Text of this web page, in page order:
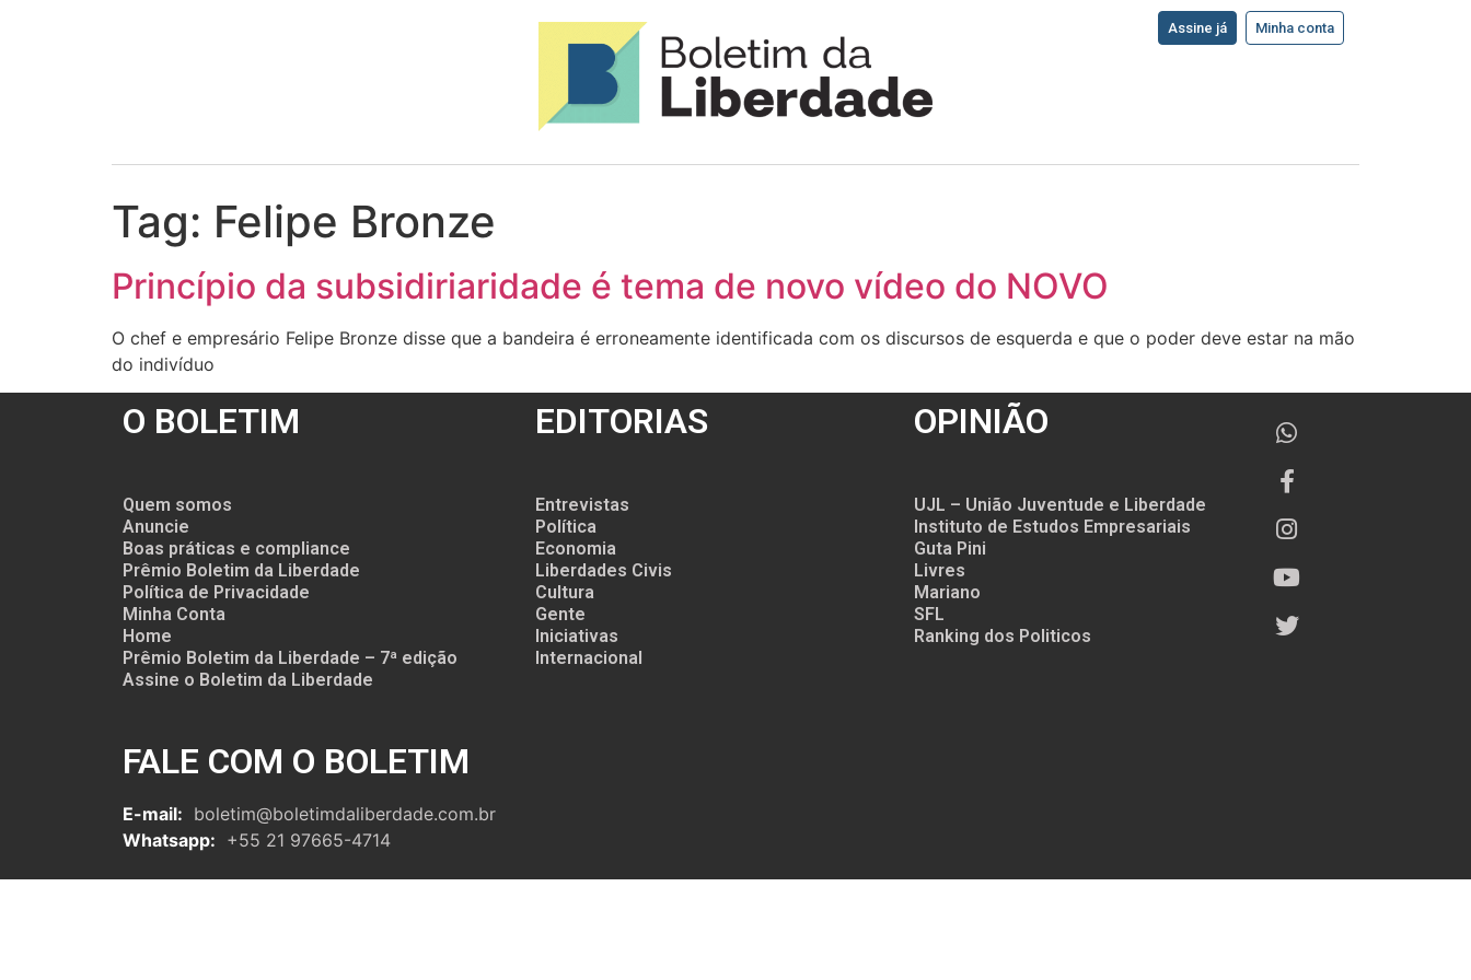
Assine já Minha conta
Tag: Felipe Bronze
Princípio da subsidiriaridade é tema de novo vídeo do NOVO
O chef e empresário Felipe Bronze disse que a bandeira é erroneamente identificada com os discursos de esquerda e que o poder deve estar na mão
do indivíduo
O BOLETIM
Quem somos
Anuncie
Boas práticas e compliance
Prêmio Boletim da Liberdade
Política de Privacidade
Minha Conta
Home
Prêmio Boletim da Liberdade – 7ª edição
Assine o Boletim da Liberdade
FALE COM O BOLETIM
E-mail: boletim@boletimdaliberdade.com.br
Whatsapp: +55 21 97665-4714
EDITORIAS
Entrevistas
Política
Economia
Liberdades Civis
Cultura
Gente
Iniciativas
Internacional
OPINIÃO
UJL – União Juventude e Liberdade
Instituto de Estudos Empresariais
Guta Pini
Livres
Mariano
SFL
Ranking dos Politicos